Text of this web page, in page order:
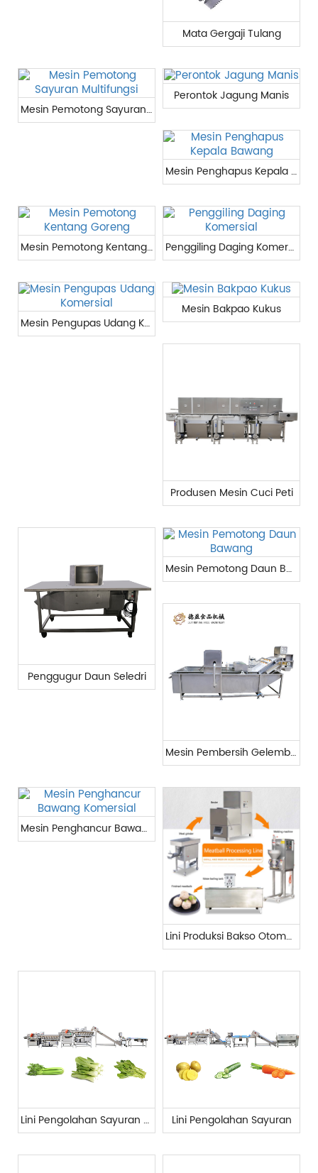
Mata Gergaji Tulang
Mesin Pemotong Sayuran Multifungsi
Perontok Jagung Manis
Mesin Penghapus Kepala Bawang
Mesin Pemotong Kentang Goreng Penggiling Daging Komersial
Mesin Pengupas Udang Komersial
Mesin Bakpao Kukus
Produsen Mesin Cuci Peti
Penggugur Daun Seledri
Mesin Pemotong Daun Bawang
Mesin Pembersih Gelembung
Mesin Penghancur Bawang Komersial
Lini Produksi Bakso Otomatis
Lini Pengolahan Sayuran Daun Sedang Lini Pengolahan Sayuran